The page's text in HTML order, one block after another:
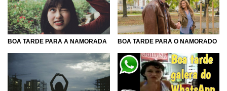
BOA TARDE PARA A NAMORADA BOA TARDE PARA O NAMORADO